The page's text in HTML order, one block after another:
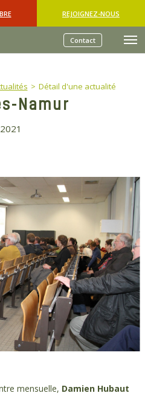
REJOIGNEZ-NOUS
Contact
Détail d'une actualité
Namur
mensuelle, Damien Hubaut